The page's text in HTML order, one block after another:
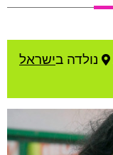
נולדה בישראל